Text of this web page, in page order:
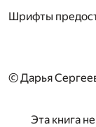
Шрифты
© Дарья
Эта книга